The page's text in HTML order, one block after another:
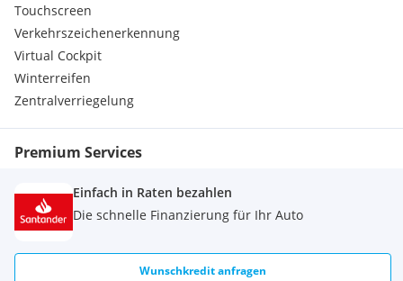
Touchscreen
Verkehrszeichenerkennung
Virtual Cockpit
Winterreifen
Zentralverriegelung
Premium Services
Einfach in Raten bezahlen
Die schnelle Finanzierung für Ihr Auto
Wunschkredit anfragen